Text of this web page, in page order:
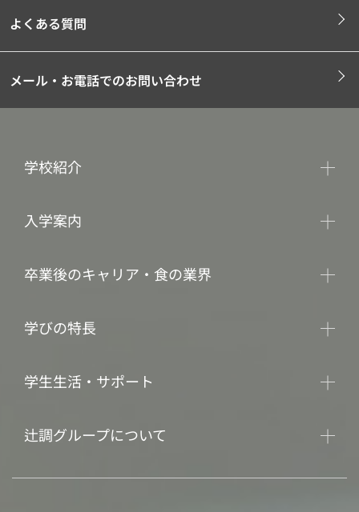
よくある質問
メール・お電話でのお問い合わせ
学校紹介
入学案内
卒業後のキャリア・食の業界
学びの特長
学生生活・サポート
辻調グループについて